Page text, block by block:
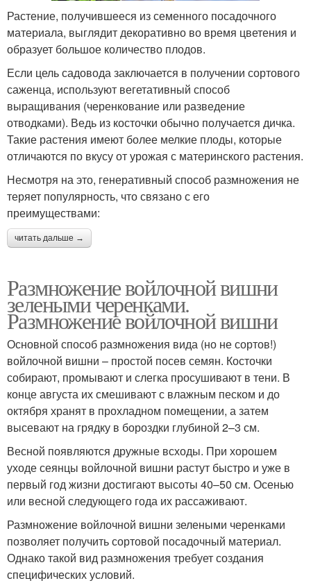
Растение, получившееся из семенного посадочного
материала, выглядит декоративно во время цветения и
образует большое количество плодов.
Если цель садовода заключается в получении сортового
саженца, используют вегетативный способ
выращивания (черенкование или разведение
отводками). Ведь из косточки обычно получается дичка.
Такие растения имеют более мелкие плоды, которые
отличаются по вкусу от урожая с материнского растения.
Несмотря на это, генеративный способ размножения не
теряет популярность, что связано с его
преимуществами:
читать дальше →
Размножение войлочной вишни
зелеными черенками.
Размножение войлочной вишни
Основной способ размножения вида (но не сортов!)
войлочной вишни – простой посев семян. Косточки
собирают, промывают и слегка просушивают в тени. В
конце августа их смешивают с влажным песком и до
октября хранят в прохладном помещении, а затем
высевают на грядку в бороздки глубиной 2–3 см.
Весной появляются дружные всходы. При хорошем
уходе сеянцы войлочной вишни растут быстро и уже в
первый год жизни достигают высоты 40–50 см. Осенью
или весной следующего года их рассаживают.
Размножение войлочной вишни зелеными черенками
позволяет получить сортовой посадочный материал.
Однако такой вид размножения требует создания
специфических условий.